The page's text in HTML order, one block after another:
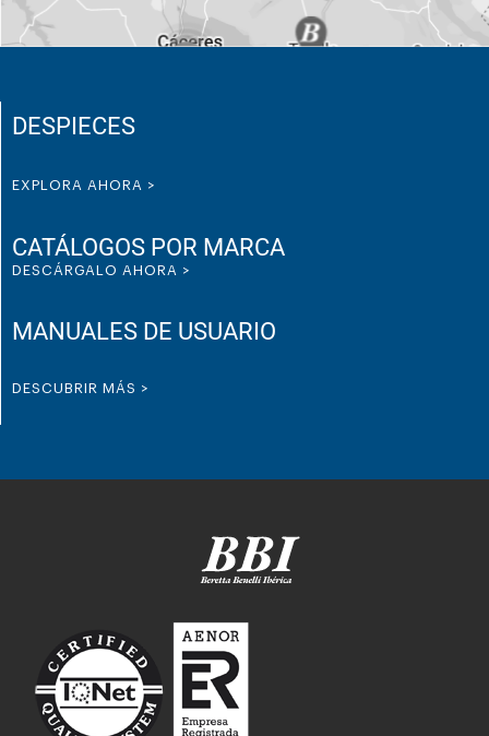
DESPIECES
EXPLORA AHORA >
CATÁLOGOS POR MARCA
DESCÁRGALO AHORA >
MANUALES DE USUARIO
DESCUBRIR MÁS >